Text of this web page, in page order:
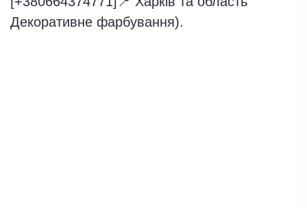
Декоративне фарбування).